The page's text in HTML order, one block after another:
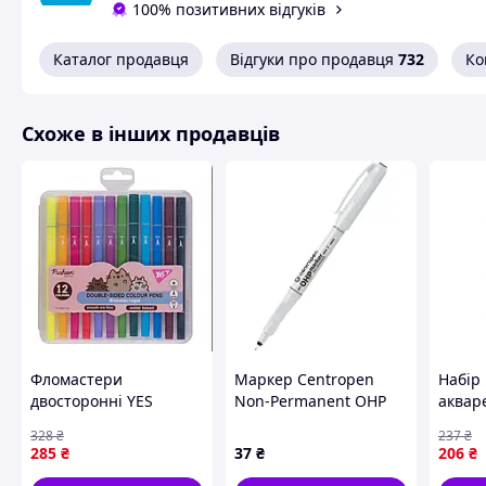
100% позитивних відгуків
Каталог продавця Відгуки про продавця 732
Схоже в інших продавців
Фломастери
двосторонні YES
(650573)
285 ₴
328₴
Маркер Centropen
Non-Permanent ОНР
(2646/01)
37 ₴
Набір
206 ₴
237₴